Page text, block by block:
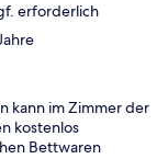
erforderlich
kann im Zimmer der
kostenlos
Bettwaren